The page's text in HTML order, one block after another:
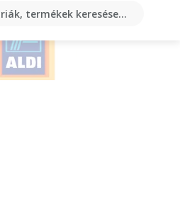
termékek keresése...